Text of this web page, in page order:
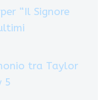
“Il Signore
tra Taylor
5